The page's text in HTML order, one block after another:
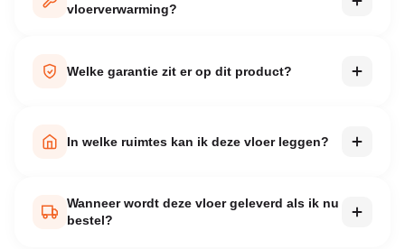
vloerverwarming?
is voor vloerverwarming. De meeste van
oppervlaktetemperatuur die de fabrikant
Welke garantie zit er op dit product?
fabrieksgarantie. De exacte garantieperiode
correcte installatie volgens de handleiding
is je vloer jarenlang beschermd.
In welke ruimtes kan ik deze vloer leggen?
vloeren zijn geschikt voor badkamer, keuken
Wanneer wordt deze vloer geleverd als ik nu
bestel?